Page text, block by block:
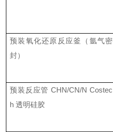
预装氧化还原反应釜（氩气密
封）
预装反应管 CHN/CN/N Costec
h 透明硅胶